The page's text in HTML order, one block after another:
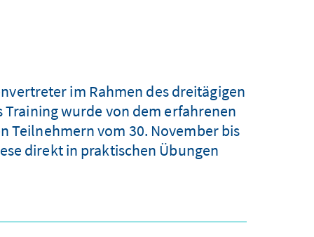
im Rahmen des dreitägigen
wurde von dem erfahrenen
Teilnehmern vom 30. November bis
direkt in praktischen Übungen